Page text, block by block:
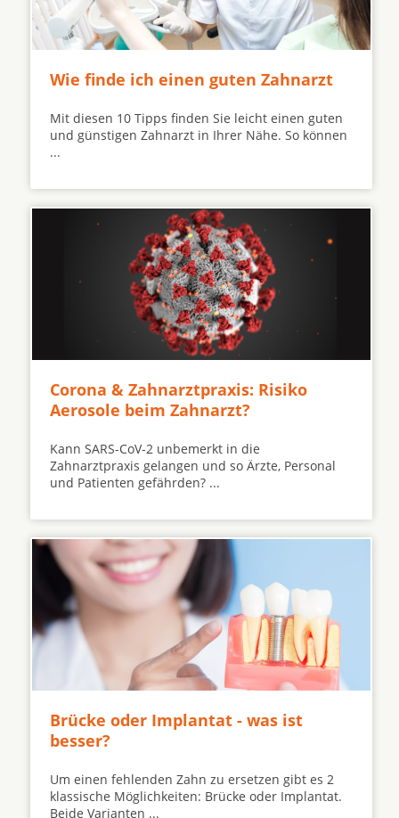
Wie finde ich einen guten Zahnarzt
Mit diesen 10 Tipps finden Sie leicht einen guten
und günstigen Zahnarzt in Ihrer Nähe. So können
...
Corona & Zahnarztpraxis: Risiko
Aerosole beim Zahnarzt?
Kann SARS-CoV-2 unbemerkt in die
Zahnarztpraxis gelangen und so Ärzte, Personal
und Patienten gefährden? ...
Brücke oder Implantat - was ist
besser?
Um einen fehlenden Zahn zu ersetzen gibt es 2
klassische Möglichkeiten: Brücke oder Implantat.
Beide Varianten ...